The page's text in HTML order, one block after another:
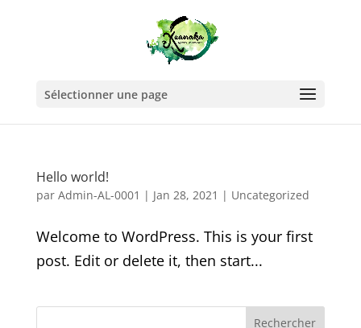
Sélectionner une page
Hello world!
par Admin-AL-0001 | Jan 28, 2021 | Uncategorized
Welcome to WordPress. This is your first
post. Edit or delete it, then start...